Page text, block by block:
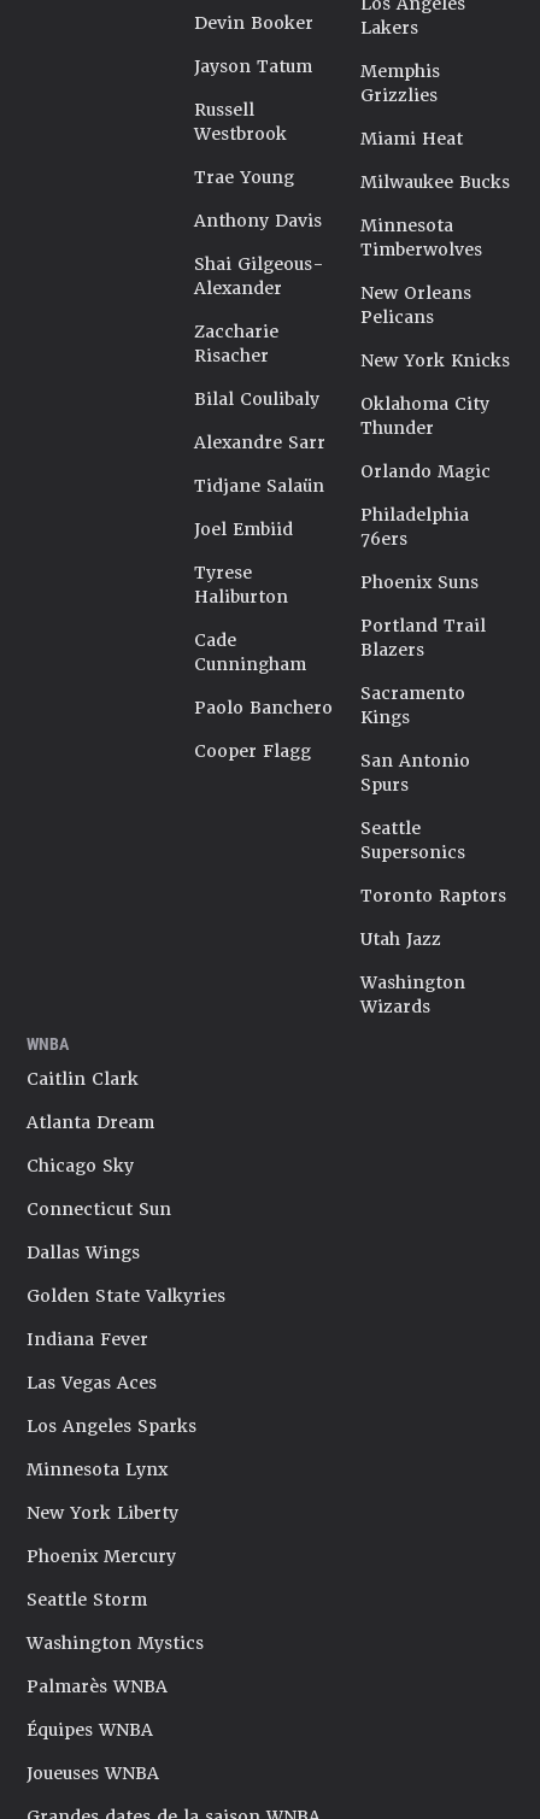
Devin Booker
Jayson Tatum
Russell
Westbrook
Trae Young
Anthony Davis
Shai Gilgeous-
Alexander
Zaccharie
Risacher
Bilal Coulibaly
Alexandre Sarr
Tidjane Salaün
Joel Embiid
Tyrese
Haliburton
Cade
Cunningham
Paolo Banchero
Cooper Flagg
Lakers
Memphis
Grizzlies
Miami Heat
Milwaukee Bucks
Minnesota
Timberwolves
New Orleans
Pelicans
New York Knicks
Oklahoma City
Thunder
Orlando Magic
Philadelphia
76ers
Phoenix Suns
Portland Trail
Blazers
Sacramento
Kings
San Antonio
Spurs
Seattle
Supersonics
Toronto Raptors
Utah Jazz
Washington
Wizards
WNBA
Caitlin Clark
Atlanta Dream
Chicago Sky
Connecticut Sun
Dallas Wings
Golden State Valkyries
Indiana Fever
Las Vegas Aces
Los Angeles Sparks
Minnesota Lynx
New York Liberty
Phoenix Mercury
Seattle Storm
Washington Mystics
Palmarès WNBA
Équipes WNBA
Joueuses WNBA